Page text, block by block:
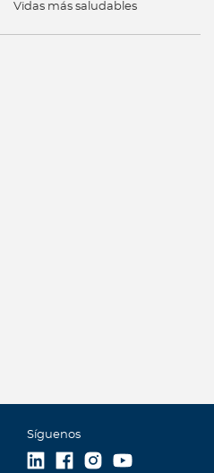
Vidas más saludables
Síguenos